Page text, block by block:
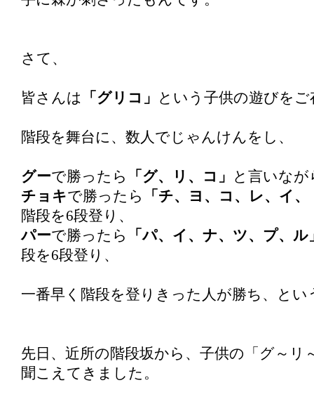
さて、
皆さんは 「グリコ」 という子供の遊びを
階段を舞台に、数人でじゃんけんをし、
グーで勝ったら 「グ、リ、コ」
と言いなが
チョキで勝ったら
「チ、ヨ、コ、レ、イ、
階段を6段登り、
パーで勝ったら
「パ、イ、ナ、ツ、プ、ル
段を6段登り、
一番早く階段を登りきった人が勝ち、とい
先日、近所の階段坂から、子供の「グ～リ
聞こえてきました。